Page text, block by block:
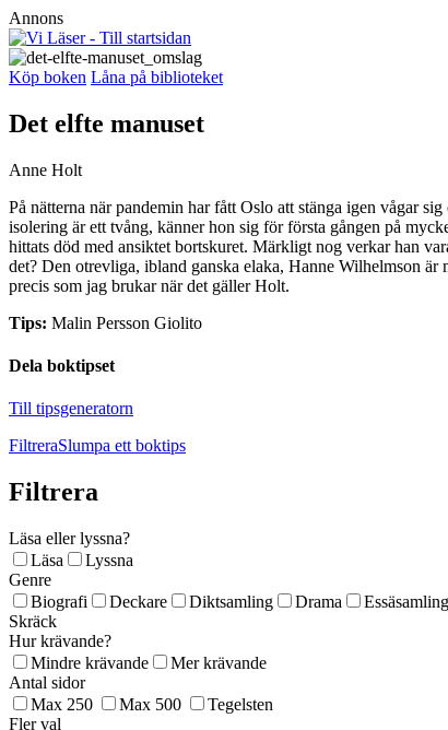
Annons
Köp boken Låna på biblioteket
Det elfte manuset
Anne Holt
På nätterna när pandemin har fått Oslo att stänga igen vågar
isolering är ett tvång, känner hon sig för första gången på
hittats död med ansiktet bortskuret. Märkligt nog verkar han
det? Den otrevliga, ibland ganska elaka, Hanne Wilhelmson
precis som jag brukar när det gäller Holt.
Tips: Malin Persson Giolito
Dela boktipset
Till tipsgeneratorn
FiltreraSlumpa ett boktips
Filtrera
Läsa eller lyssna?
Läsa
Lyssna
Genre
Biografi
Deckare Diktsamling Drama Essäsamling
Skräck
Hur krävande?
Mindre krävande
Mer krävande
Antal sidor
Max 250
Max 500
Tegelsten
Fler val